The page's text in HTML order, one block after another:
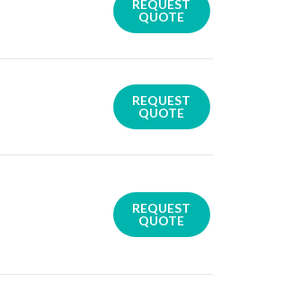
REQUEST
QUOTE
REQUEST
QUOTE
REQUEST
QUOTE